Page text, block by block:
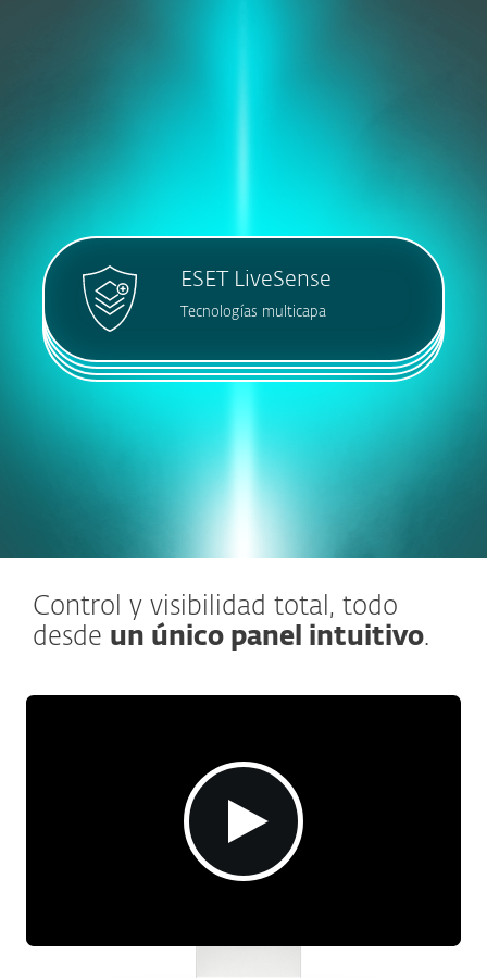
ESET LiveSense
Tecnologías multicapa
Control y visibilidad total, todo
desde un único panel intuitivo.